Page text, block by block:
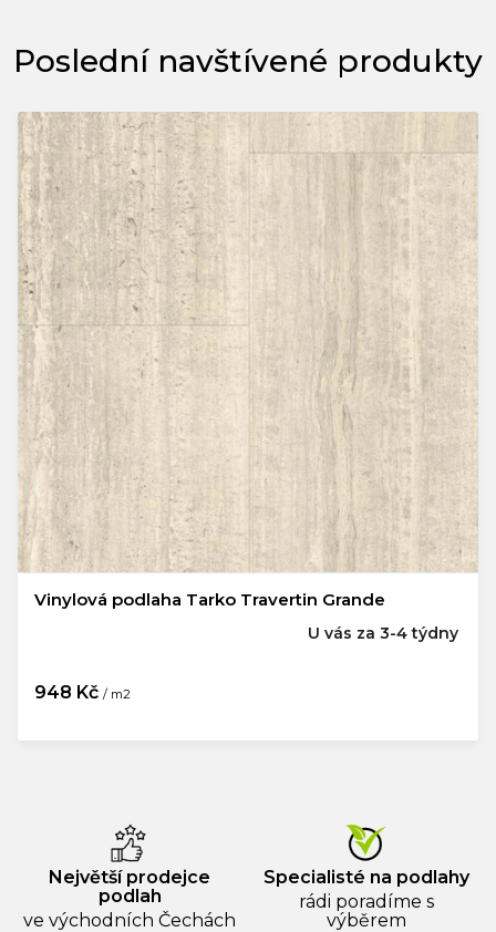
Poslední navštívené produkty
Vinylová podlaha Tarko Travertin Grande
948 Kč / m2
U vás za 3-4 týdny
Největší prodejce
podlah
ve východních Čechách
Specialisté na podlahy
rádi poradíme s
výběrem